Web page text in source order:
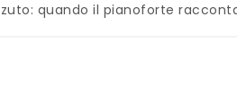
il pianoforte racconta